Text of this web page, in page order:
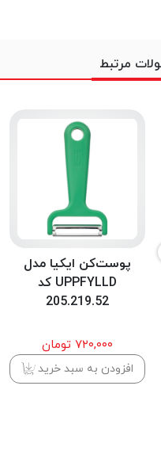
مرتبط
پوست‌کن ایکیا مدل
UPPFYLLD کد
205.219.52
۷۲۰,۰۰۰ تومان
افزودن به سبد خرید